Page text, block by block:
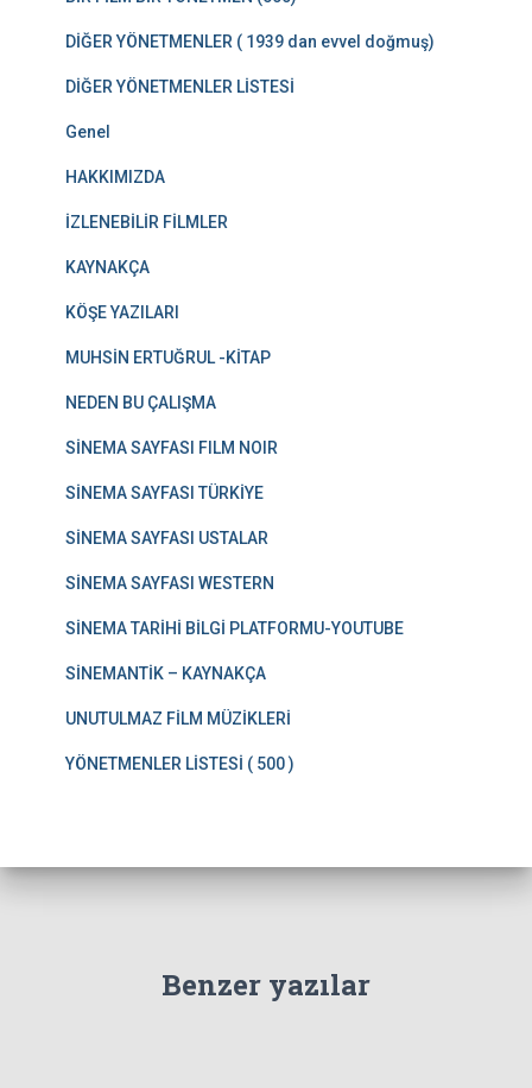
DİĞER YÖNETMENLER ( 1939 dan evvel doğmuş)
DİĞER YÖNETMENLER LİSTESİ
Genel
HAKKIMIZDA
İZLENEBİLİR FİLMLER
KAYNAKÇA
KÖŞE YAZILARI
MUHSİN ERTUĞRUL -KİTAP
NEDEN BU ÇALIŞMA
SİNEMA SAYFASI FILM NOIR
SİNEMA SAYFASI TÜRKİYE
SİNEMA SAYFASI USTALAR
SİNEMA SAYFASI WESTERN
SİNEMA TARİHİ BİLGİ PLATFORMU-YOUTUBE
SİNEMANTİK – KAYNAKÇA
UNUTULMAZ FİLM MÜZİKLERİ
YÖNETMENLER LİSTESİ ( 500 )
Benzer yazılar